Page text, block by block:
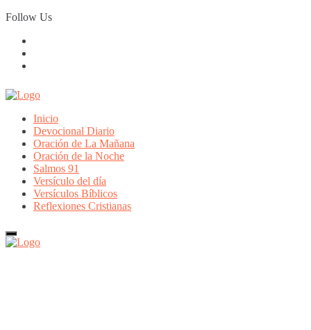
Skip
to
Follow Us
Inicio
Devocional Diario
Oración de La Mañana
Oración de la Noche
Salmos 91
Versículo del día
Versículos Bíblicos
Reflexiones Cristianas